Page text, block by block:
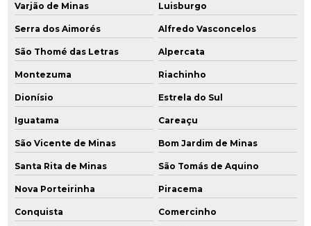
Varjão de Minas Luisburgo
Serra dos Aimorés Alfredo Vasconcelos
São Thomé das Letras Alpercata
Montezuma Riachinho
Dionísio Estrela do Sul
Iguatama Careaçu
São Vicente de Minas Bom Jardim de Minas
Santa Rita de Minas São Tomás de Aquino
Nova Porteirinha Piracema
Conquista Comercinho